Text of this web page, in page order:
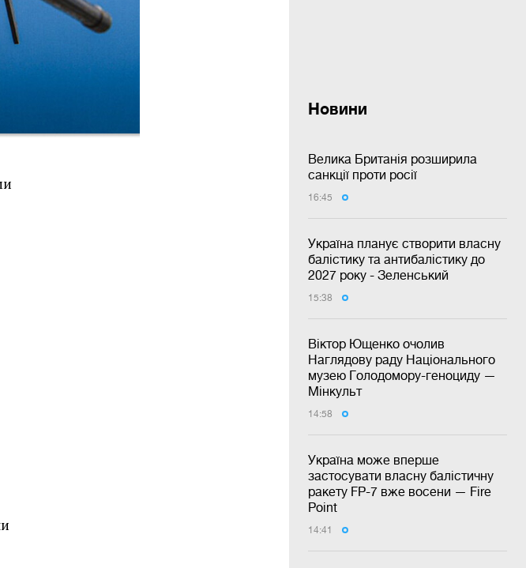
Новини
Велика Британія розширила
санкції проти росії
16:45
Україна планує створити власну
балістику та антибалістику до
2027 року - Зеленський
15:38
Віктор Ющенко очолив
Наглядову раду Національного
музею Голодомору-геноциду —
Мінкульт
14:58
Україна може вперше
застосувати власну балістичну
ракету FP-7 вже восени — Fire
Point
14:41